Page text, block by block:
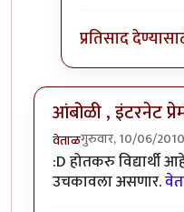
प्रतिसाद
आंबोळी , इंटरनेट
वेताळगुरुवार, 10/06/
:D होतकरु विद्यार्थी
उचकावला असणार.